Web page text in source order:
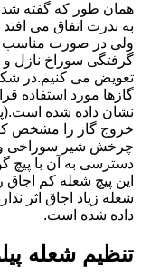
همان طور که گفته
به ندرت اتفاق می
ولی در صورت مناسب
گرفتگی سوراخ نازل و
تعویض می کنیم.در
گازها مورد استفاده
نشان داده شده
خروج گاز را مشخص
چرخش شیر سوراخی
دسترسی به آن با پیچ
این پیچ شعله کم اجاق
شعله زیاد اجاق اثر
داده شده است.
تنظیم شعله